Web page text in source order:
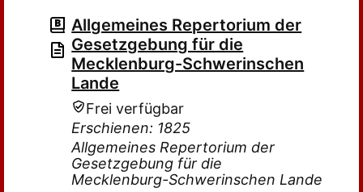
Allgemeines Repertorium der
Gesetzgebung für die
Mecklenburg-Schwerinschen
Lande
Frei verfügbar
Erschienen: 1825
Allgemeines Repertorium der
Gesetzgebung für die
Mecklenburg-Schwerinschen Lande